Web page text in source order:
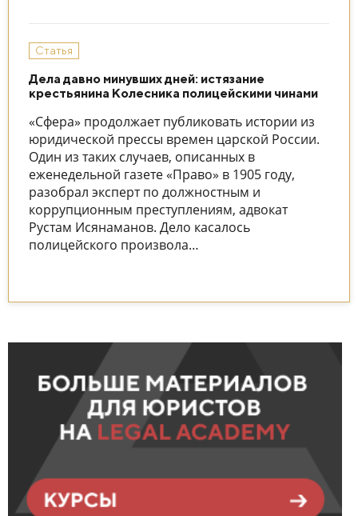
Статья
Дела давно минувших дней: истязание
крестьянина Колесника полицейскими чинами
«Сфера» продолжает публиковать истории из
юридической прессы времен царской России.
Один из таких случаев, описанных в
еженедельной газете «Право» в 1905 году,
разобрал эксперт по должностным и
коррупционным преступлениям, адвокат
Рустам Исянаманов. Дело касалось
полицейского произвола…